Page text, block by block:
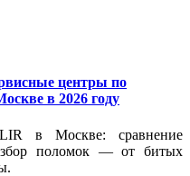
центры по
в 2026 году
в Москве: сравнение
поломок — от битых